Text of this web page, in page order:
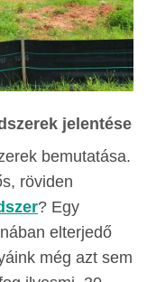
jelentése
bemutatása.
röviden
? Egy
elterjedő
még azt sem